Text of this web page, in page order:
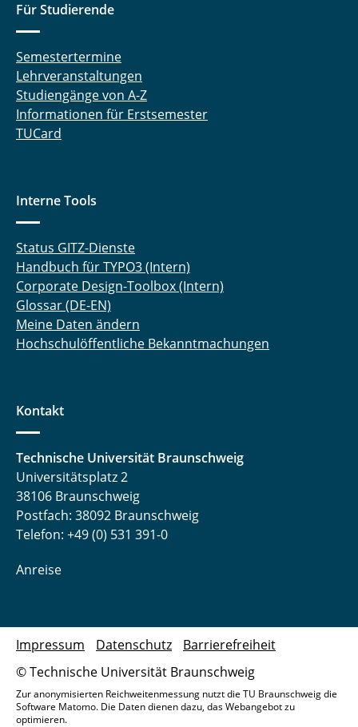
Für Studierende
Semestertermine
Lehrveranstaltungen
Studiengänge von A-Z
Informationen für Erstsemester
TUCard
Interne Tools
Status GITZ-Dienste
Handbuch für TYPO3 (Intern)
Corporate Design-Toolbox (Intern)
Glossar (DE-EN)
Meine Daten ändern
Hochschulöffentliche Bekanntmachungen
Kontakt
Technische Universität Braunschweig
Universitätsplatz 2
38106 Braunschweig
Postfach: 38092 Braunschweig
Telefon: +49 (0) 531 391-0
Anreise
© Technische Universität Braunschweig
Impressum Datenschutz Barrierefreiheit
Zur anonymisierten Reichweitenmessung nutzt die TU Braunschweig die
Software Matomo. Die Daten dienen dazu, das Webangebot zu
optimieren.